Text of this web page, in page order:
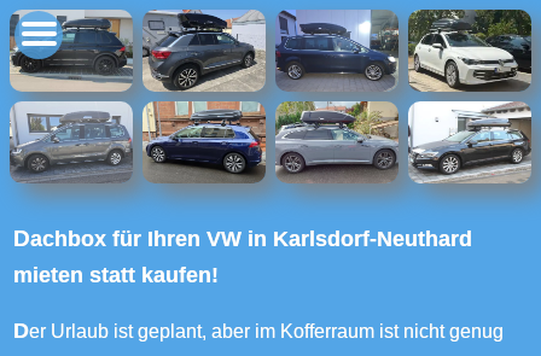
Dachbox für Ihren VW in Karlsdorf-Neuthard
mieten statt kaufen!
Der Urlaub ist geplant, aber im Kofferraum ist nicht genug